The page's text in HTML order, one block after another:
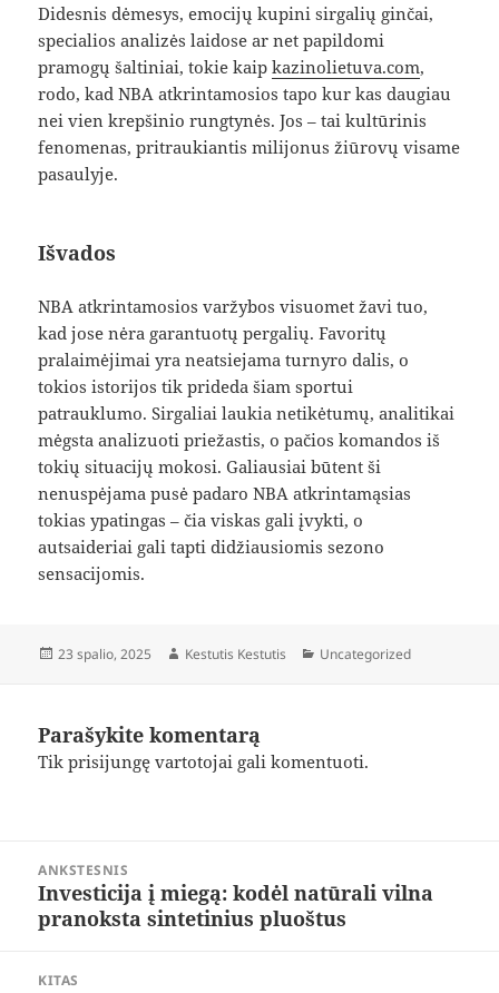
Didesnis dėmesys, emocijų kupini sirgalių ginčai,
specialios analizės laidose ar net papildomi
pramogų šaltiniai, tokie kaipkazinolietuva.com,
rodo, kad NBA atkrintamosios tapo kur kas daugiau
nei vien krepšinio rungtynės. Jos – tai kultūrinis
fenomenas, pritraukiantis milijonus žiūrovų visame
pasaulyje.
Išvados
NBA atkrintamosios varžybos visuomet žavi tuo,
kad jose nėra garantuotų pergalių. Favoritų
pralaimėjimai yra neatsiejama turnyro dalis, o
tokios istorijos tik prideda šiam sportui
patrauklumo. Sirgaliai laukia netikėtumų, analitikai
mėgsta analizuoti priežastis, o pačios komandos iš
tokių situacijų mokosi. Galiausiai būtent ši
nenuspėjama pusė padaro NBA atkrintamąsias
tokias ypatingas – čia viskas gali įvykti, o
autsaideriai gali tapti didžiausiomis sezono
sensacijomis.
Paskelbta
23 spalio, 2025 Autorius
Kestutis Kestutis Kategorijos
Uncategorized
Parašykite komentarą
Tikprisijungę vartotojai gali komentuoti.
įrašų
ANKSTESNIS
Ankstesnis
įrašas:
Investicija į miegą: kodėl natūrali vilna
pranoksta sintetinius pluoštus
KITAS